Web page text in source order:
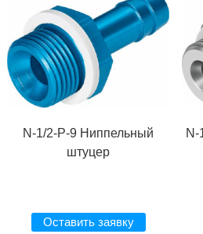
N-1/2-P-9 Ниппельный
штуцер
Оставить заявку
N-